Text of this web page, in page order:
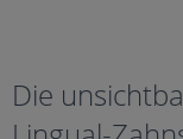
Die